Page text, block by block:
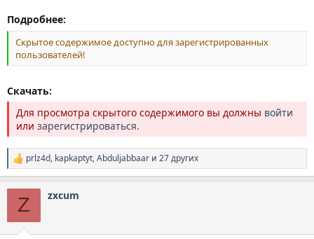
Подробнее:
Скрытое содержимое доступно для зарегистрированных
пользователей!
Скачать:
Для просмотра скрытого содержимого вы должны войти
или зарегистрироваться.
Р
е
prlz4d, kapkaptyt,Abduljabbaar и 27 других
Z zxcum